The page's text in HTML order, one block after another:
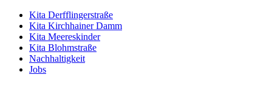
Kita Derfflingerstraße
Kita Kirchhainer Damm
Kita Meereskinder
Kita Blohmstraße
Nachhaltigkeit
Jobs